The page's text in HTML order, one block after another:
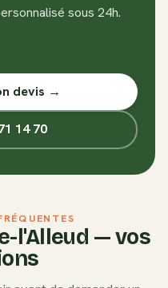
sous 24h.
devis →
14 70
l'Alleud — vos